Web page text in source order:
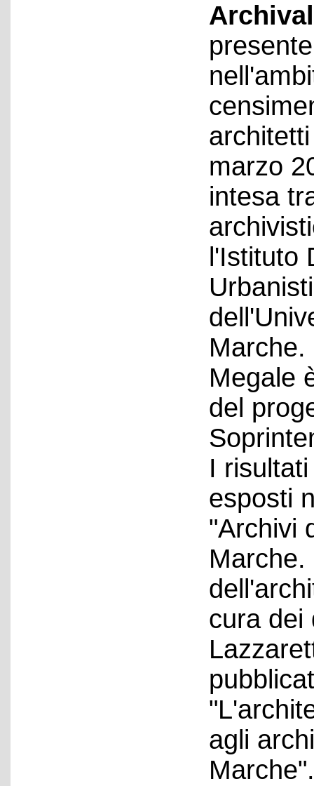
marzo
intesa
l'Istituto
Megale
del
I
esposti
"Archivi
cura dei
agli
Marche".